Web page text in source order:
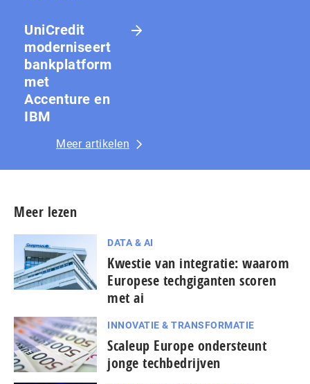
UniCredit
moderniseert
bankplatform
met
Accenture en
IBM
Meer artikelen
Meer lezen
DATA & AI
Kwestie van integratie: waarom
Europese techgiganten scoren
met ai
INNOVATIE & TRANSFORMATIE
Scaleup Europe ondersteunt
jonge techbedrijven